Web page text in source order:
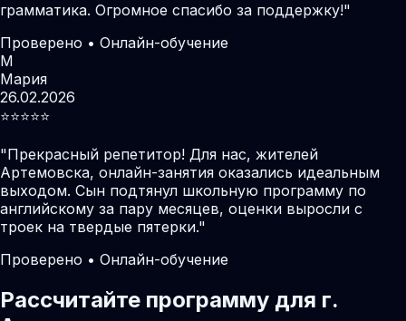
грамматика. Огромное спасибо за поддержку!"
Проверено • Онлайн-обучение
М
Мария
26.02.2026
⭐️⭐️⭐️⭐️⭐️
"Прекрасный репетитор! Для нас, жителей
Артемовска, онлайн-занятия оказались идеальным
выходом. Сын подтянул школьную программу по
английскому за пару месяцев, оценки выросли с
троек на твердые пятерки."
Проверено • Онлайн-обучение
Рассчитайте программу для г.